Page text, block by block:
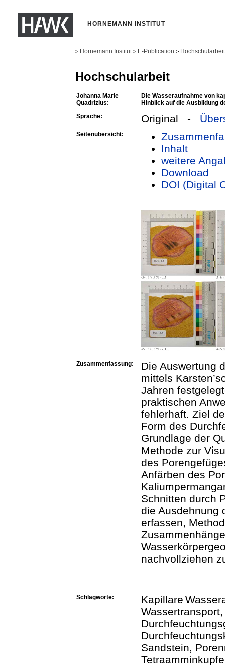
HORNEMANN INSTITUT
> Hornemann Institut > E-Publication >
Hochschularbeit
Johanna Marie
Quadrizius:
Die Wasseraufnahme von
Hinblick auf die Ausbildung
Sprache:
Original -
Seitenübersicht:
Inhalt
weitere
Download
DOI (Digital
Zusammenfassung:
Die Auswertung
mittels
Jahren
praktischen
fehlerhaft. Ziel
Form des
Grundlage der
Methode zur
des
Anfärben des
Schnitten durch
die Ausdehnung
erfassen,
nachvollziehen
Schlagworte:
Kapillare
Sandstein,